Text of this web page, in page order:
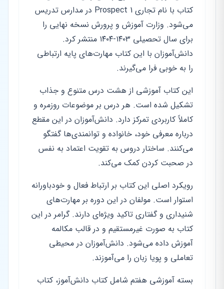
کتاب با نام تجاری Prospect 1 در مدارس تدریس
می‌شود. وزارت آموزش و پرورش نسخه نهایی را
برای سال تحصیلی ۱۴۰۳-۱۴۰۴ منتشر کرد.
دانش‌آموزان با این کتاب مهارت‌های پایه ارتباطی
را به خوبی فرا می‌گیرند.
این کتاب آموزشی از هشت درس متنوع و جذاب
تشکیل شده است. هر درس بر موضوعات روزمره و
کاملاً کاربردی تمرکز دارد. دانش‌آموزان در این مقطع
درباره معرفی خود، خانواده و توانمندی‌ها گفتگو
می‌کنند. ساختار دروس به تقویت اعتماد به نفس
در صحبت کردن کمک می‌کند.
رویکرد اصلی این کتاب بر ارتباط فعال و خودباورانه
استوار است. مولفان در این دوره بر مهارت‌های
شنیداری و گفتاری تاکید ویژه‌ای دارند. گرامر در این
کتاب به صورت غیرمستقیم و در قالب مکالمه
آموزش داده می‌شود. دانش‌آموزان در محیطی
تعاملی و پویا زبان را می‌آموزند.
بسته آموزشی هفتم شامل کتاب دانش‌آموز، کتاب